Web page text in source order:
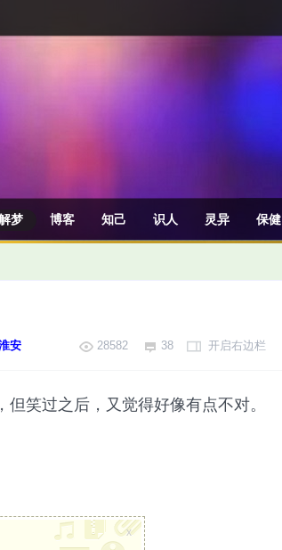
梦 博客 知己 识人 灵异 保健
安 开启右边栏
28582 38
笑过之后，又觉得好像有点不对。
x